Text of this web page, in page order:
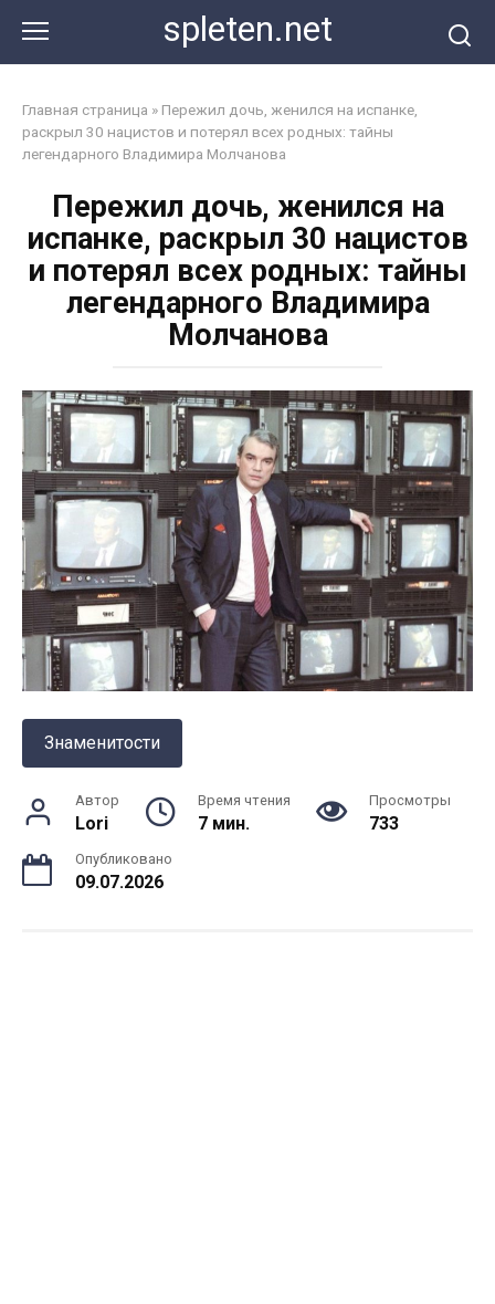
контенту
spleten.net
Главная страница » Пережил дочь, женился на испанке,
раскрыл 30 нацистов и потерял всех родных: тайны
легендарного Владимира Молчанова
Пережил дочь, женился на
испанке, раскрыл 30 нацистов
и потерял всех родных: тайны
легендарного Владимира
Молчанова
Знаменитости
Автор
Lori
Время чтения
7 мин.
Просмотры
733
Опубликовано
09.07.2026